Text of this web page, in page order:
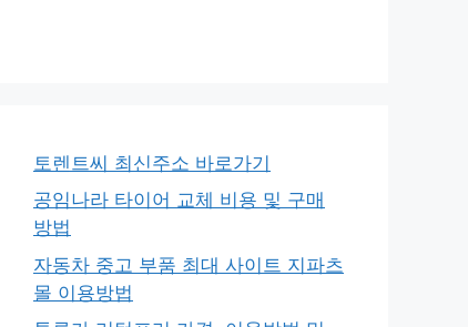
토렌트씨 최신주소 바로가기
공임나라 타이어 교체 비용 및 구매
방법
자동차 중고 부품 최대 사이트 지파츠
몰 이용방법